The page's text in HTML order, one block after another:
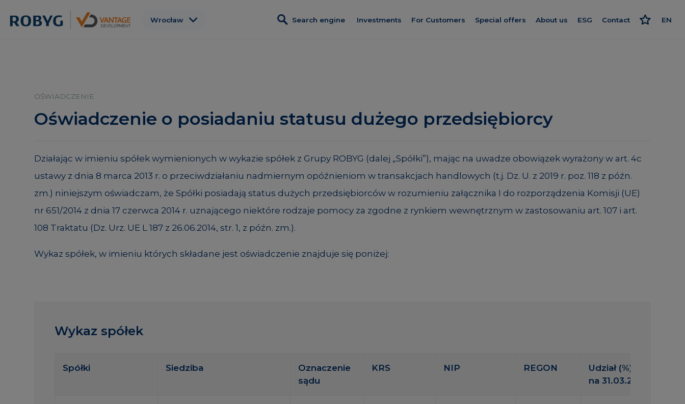
Wrocław
Łódź
Search engine Investments
Completed investments
For Customers
Customer Advocate
Special offers About us
Purchase of land
Career
ESG Contact EN
OŚWIADCZENIE
Oświadczenie o posiadaniu statusu dużego przedsiębiorcy
Działając w imieniu spółek wymienionych w wykazie spółek z Grupy ROBYG (dalej „Spółki”), mając na uwadze obowiązek wyrażony w art. 4c
ustawy z dnia 8 marca 2013 r. o przeciwdziałaniu nadmiernym opóźnieniom w transakcjach handlowych (t.j. Dz. U. z 2019 r. poz. 118 z późn.
zm.) niniejszym oświadczam, że Spółki posiadają status dużych przedsiębiorców w rozumieniu załącznika I do rozporządzenia Komisji (UE)
nr 651/2014 z dnia 17 czerwca 2014 r. uznającego niektóre rodzaje pomocy za zgodne z rynkiem wewnętrznym w zastosowaniu art. 107 i art.
108 Traktatu (Dz. Urz. UE L 187 z 26.06.2014, str. 1, z późn. zm.).
Wykaz spółek, w imieniu których składane jest oświadczenie znajduje się poniżej:
Wykaz spółek
Spółki Siedziba
Oznaczenie
sądu
KRS NIP REGON
Udział (%)
na 31.03.2026 r.